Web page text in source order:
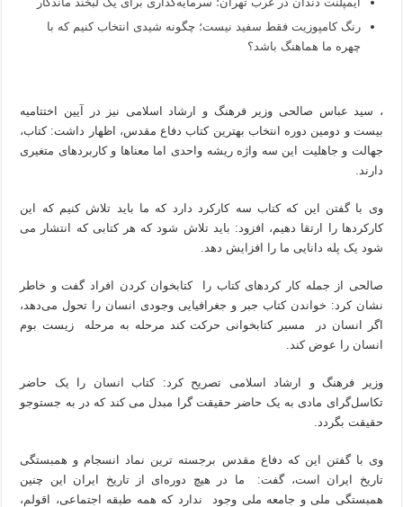
رنگ کامپوزیت فقط سفید نیست؛ چگونه شیدی انتخاب کنیم که با
چهره ما هماهنگ باشد؟
، سید عباس صالحی وزیر فرهنگ و ارشاد اسلامی نیز در آیین اختتامیه
بیست و دومین دوره انتخاب بهترین کتاب دفاع مقدس، اظهار داشت: کتاب،
جهالت و جاهلیت این سه واژه ریشه واحدی اما معناها و کاربردهای متغیری
دارند.
وی با گفتن این که کتاب سه کارکرد دارد که ما باید تلاش کنیم که این
کارکردها را ارتقا دهیم، افزود: باید تلاش شود که هر کتابی که انتشار می
شود یک پله دانایی ما را افزایش دهد.
صالحی از جمله کار کردهای کتاب را کتابخوان کردن افراد گفت و خاطر
نشان کرد: خواندن کتاب جبر و جغرافیایی وجودی انسان را تحول می‌دهد،
اگر انسان در مسیر کتابخوانی حرکت کند مرحله به مرحله زیست بوم
انسان را عوض کند.
وزیر فرهنگ و ارشاد اسلامی تصریح کرد: کتاب انسان را یک حاضر
تکاسل‌گرای مادی به یک حاضر حقیقت گرا مبدل می کند که در به جستوجو
حقیقت بگردد.
وی با گفتن این که دفاع مقدس برجسته ترین نماد انسجام و همبستگی
تاریخ ایران است، گفت: ما در هیچ دوره‌ای از تاریخ ایران این چنین
همبستگی ملی و جامعه ملی وجود ندارد که همه طبقه اجتماعی، اقولم،